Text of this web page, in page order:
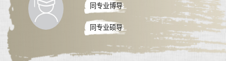
同专业博导
同专业硕导